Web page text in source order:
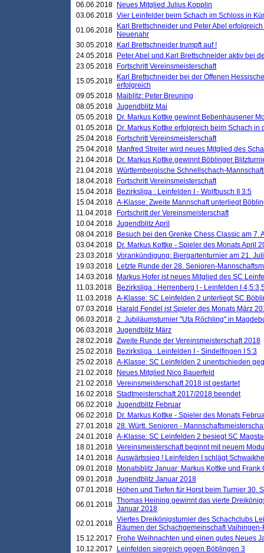
06.06.2018
Neues Mitglied Julius Kopplin
03.06.2018 Vier Leinfelder beim Schach im Schloss in
01.06.2018
Karl Brettschneider und Peter Abel
Neuenahr
30.05.2018
Karl Brettschneider trumpft auf !
24.05.2018
Peter Abel und Karl Brettschneider aktiv bei
23.05.2018
Fortschritt Vereinsmeisterschaft
15.05.2018
Karl Brettschneider bei der Offenen
erfolgreich
09.05.2018
Maiblitz: Peter Breuning
08.05.2018 Jugendblitz Mai
05.05.2018
Dr. Markus Kottke gewinnt Bebenhausener
01.05.2018
Dr. Markus Kottke erfolgreich beim Schach
25.04.2018
Fortschritt Vereinsmeisterschaft
25.04.2018
Manfred Streiter wird neues Mitglied des
21.04.2018
Dr. Markus Kottke gewinnt Böblinger
21.04.2018 Württembergische Schnellschach-
18.04.2018
Fortschritt Vereinsmeisterschaft
15.04.2018
Bezirksliga : Leinfelden I - Wolfbusch II 3:5
15.04.2018 A-Klasse: Zweite Mannschaft unterliegt
11.04.2018
Fortschritt der Vereinsmeisterschaft
10.04.2018 Jugendblitz April
08.04.2018
Besuch bei den Grenke Chess Classic am 7.
03.04.2018
Dr. Markus Kottke - Spieler des Monats April
23.03.2018 Vorankündigung: Biergartenturnier am 21.
19.03.2018
Letzte Runde der 28. Senioren-
14.03.2018
Markus Hofer ist neues Mitglied des SC
11.03.2018
Bezirksliga : Herrenberg I - Leinfelden I
11.03.2018 A-Klasse: SC Leinfelden 2 unterliegt SC
07.03.2018
Harald Fendel ist Spieler des Monats März
06.03.2018 2. Jubiläumsturnier "Uta Röchling" in
06.03.2018 Jugendblitz März
28.02.2018 Zweite Runde der Vereinsmeisterschaft 2018
25.02.2018
Bezirksliga : Leinfelden I - Sindelfingen I 5:3
25.02.2018 A-Klasse: SC Leinfelden 2 unentschieden
21.02.2018
Neues Mitglied Nico Bauerfeld
21.02.2018 Vereinsmeisterschaft 2018 ist gestartet
16.02.2018 Stadtmeisterschaft 2017/2018 beendet
06.02.2018 Jugendblitz Februar
06.02.2018
Dr. Markus Kottke - Spieler des Monats
27.01.2018 28. Württ. Senioren -
24.01.2018 A-Klasse: SC Leinfelden 2 besiegt SC
18.01.2018 Vereinsmeisterschaft beginnt mit neuem
14.01.2018 Auswärtssieg ! Leinfelden I schlägt
09.01.2018
Monatsblitz Januar: Markus Kottke und
09.01.2018 Jugendblitz Januar 2018
07.01.2018
Höhen und Tiefen für Horst beim Turnier 30.
06.01.2018 Thomas Heining gewinnt das vierte
Januar 2018
02.01.2018 Viertes Dreikönigsturnier des Schachclubs
Räumen der Schachgemeinschaft
15.12.2017
Frohe Weihnachten und einen gutes Neues
10.12.2017
Leinfelden siegreich gegen Böblingen 3